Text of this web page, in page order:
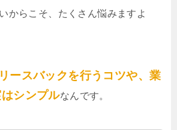
からこそ、たくさん悩みますよ
ースバックを行うコツや、業
シンプルなんです。